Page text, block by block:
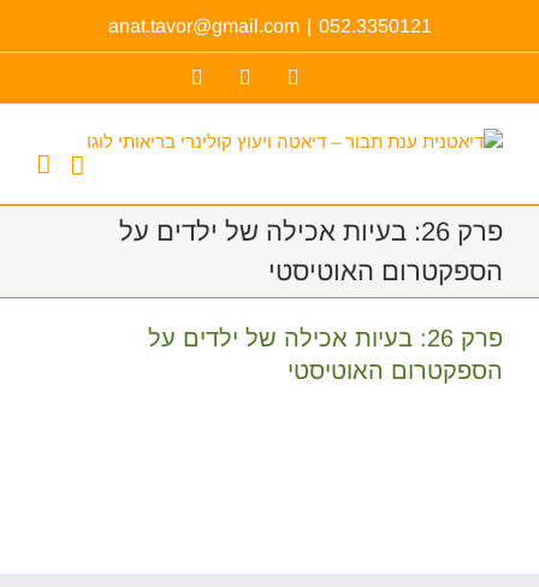
052.3350121
|
anat.tavor@gmail.com
Facebook
YouTube
פרק 26: בעיות אכילה של ילדים על
הספקטרום האוטיסטי
פרק 26: בעיות אכילה של ילדים על
הספקטרום האוטיסטי